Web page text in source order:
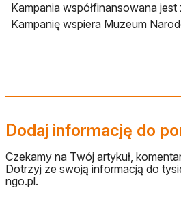
Kampania współfinansowana
Kampanię wspiera Muzeum
Dodaj informację do
Czekamy na Twój artykuł,
Dotrzyj ze swoją informacją do
ngo.pl.